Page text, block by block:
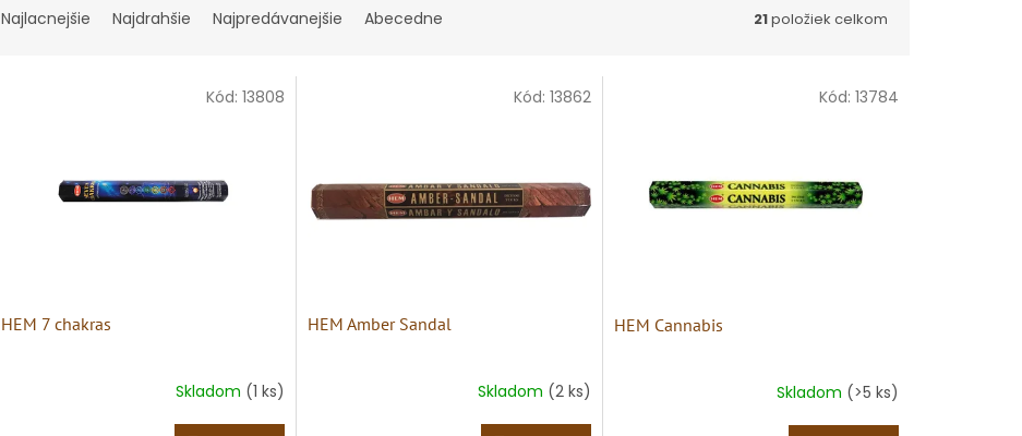
Najlacnejšie Najdrahšie Najpredávanejšie Abecedne 21položiek celkom
HEM 7 chakras
Skladom (1 ks)
Kód: 13808
HEM Amber Sandal
Skladom (2 ks)
Kód: 13862
HEM Cannabis
Skladom (>5 ks)
Kód: 13784